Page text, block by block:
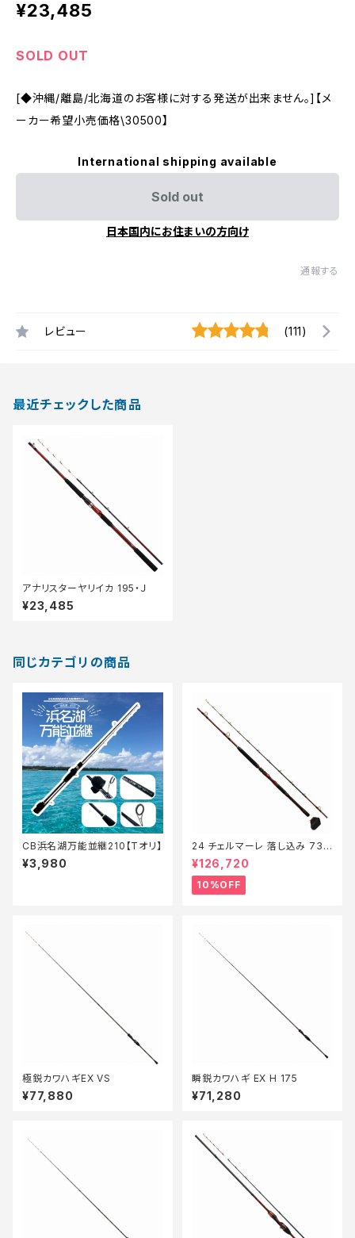
¥23,485
SOLD OUT
[◆沖縄/離島/北海道のお客様に対する発送が出来ません。]【メ
ーカー希望小売価格\30500】
International shipping available
Sold out
日本国内にお住まいの方向け
通報する
レビュー (111)
最近チェックした商品
アナリスターヤリイカ 195・Ｊ
¥23,485
同じカテゴリの商品
CB浜名湖万能並継210【Tオリ】
¥3,980
24 チェルマーレ 落し込み 73H
235【継続セール_ロッド】【10】
¥126,720
10%OFF
極鋭カワハギEX VS
¥77,880
瞬鋭カワハギ EX H 175
¥71,280